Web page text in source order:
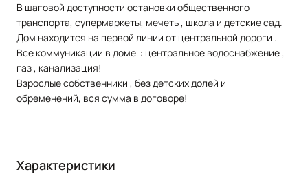
В шаговой доступности остановки общественного
транспорта, супермаркеты, мечеть , школа и детские сад.
Дом находится на первой линии от центральной дороги .
Все коммуникации в доме : центральное водоснабжение ,
газ , канализация!
Взрослые собственники , без детских долей и
обременений, вся сумма в договоре!
Характеристики